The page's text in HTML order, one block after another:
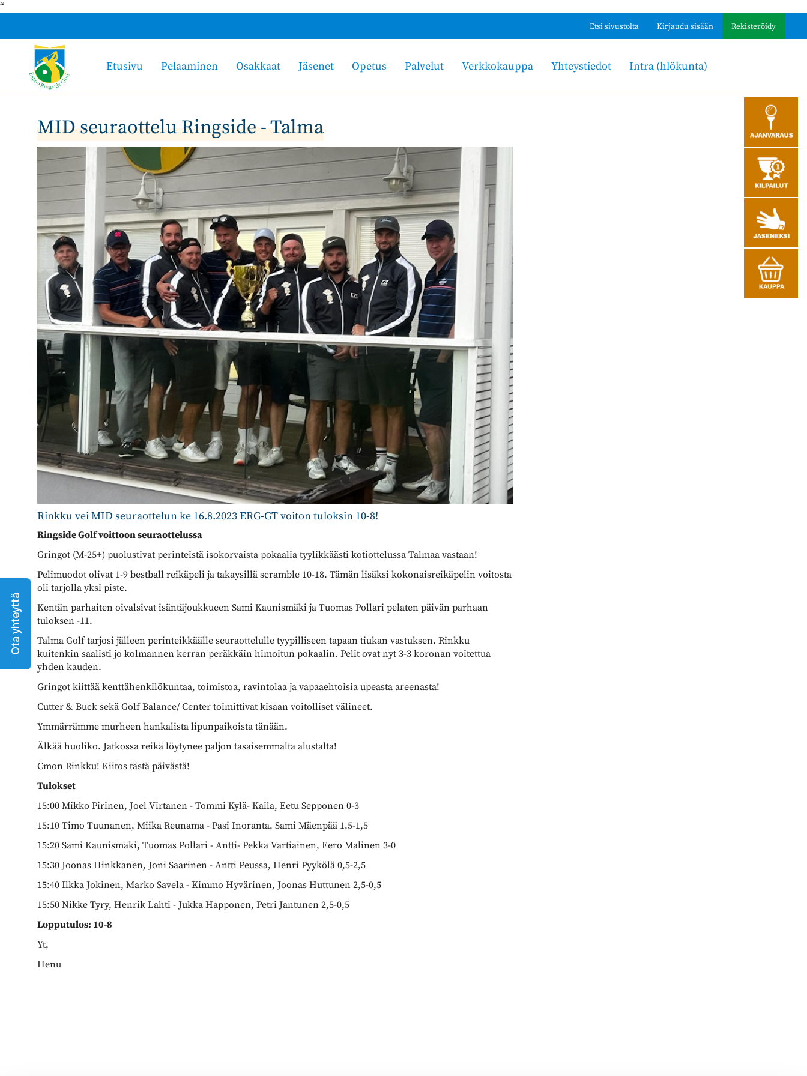
Ota yhteyttä
“
Etsi sivustolta Kirjaudu sisään Rekisteröidy
Etusivu Pelaaminen Osakkaat Jäsenet Opetus Palvelut Verkkokauppa Yhteystiedot Intra (hlökunta)
MID seuraottelu Ringside - Talma
Rinkku vei MID seuraottelun ke 16.8.2023 ERG-GT voiton tuloksin 10-8!
Ringside Golf voittoon seuraottelussa
Gringot (M-25+) puolustivat perinteistä isokorvaista pokaalia tyylikkäästi kotiottelussa Talmaa vastaan!
Pelimuodot olivat 1-9 bestball reikäpeli ja takaysillä scramble 10-18. Tämän lisäksi kokonaisreikäpelin voitosta
oli tarjolla yksi piste.
Kentän parhaiten oivalsivat isäntäjoukkueen Sami Kaunismäki ja Tuomas Pollari pelaten päivän parhaan
tuloksen -11.
Talma Golf tarjosi jälleen perinteikkäälle seuraottelulle tyypilliseen tapaan tiukan vastuksen. Rinkku
kuitenkin saalisti jo kolmannen kerran peräkkäin himoitun pokaalin. Pelit ovat nyt 3-3 koronan voitettua
yhden kauden.
Gringot kiittää kenttähenkilökuntaa, toimistoa, ravintolaa ja vapaaehtoisia upeasta areenasta!
Cutter & Buck sekä Golf Balance/ Center toimittivat kisaan voitolliset välineet.
Ymmärrämme murheen hankalista lipunpaikoista tänään.
Älkää huoliko. Jatkossa reikä löytynee paljon tasaisemmalta alustalta!
Cmon Rinkku! Kiitos tästä päivästä!
Tulokset
15:00 Mikko Pirinen, Joel Virtanen - Tommi Kylä- Kaila, Eetu Sepponen 0-3
15:10 Timo Tuunanen, Miika Reunama - Pasi Inoranta, Sami Mäenpää 1,5-1,5
15:20 Sami Kaunismäki, Tuomas Pollari - Antti- Pekka Vartiainen, Eero Malinen 3-0
15:30 Joonas Hinkkanen, Joni Saarinen - Antti Peussa, Henri Pyykölä 0,5-2,5
15:40 Ilkka Jokinen, Marko Savela - Kimmo Hyvärinen, Joonas Huttunen 2,5-0,5
15:50 Nikke Tyry, Henrik Lahti - Jukka Happonen, Petri Jantunen 2,5-0,5
Lopputulos: 10-8
Yt,
Henu